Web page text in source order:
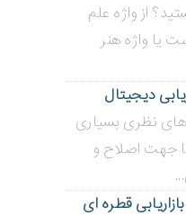
از واژه علم
یا واژه هنر
نظری بسیاری
جهت اصلاح و
قطره ای